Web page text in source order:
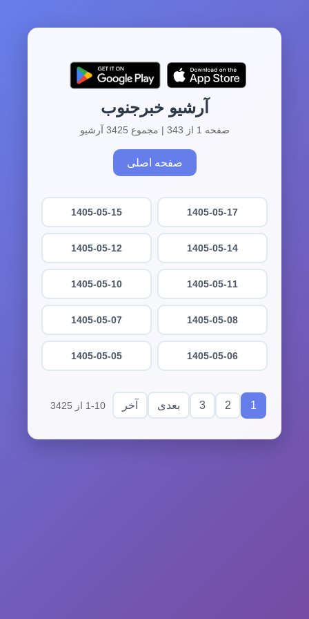
آرشیو خبرجنوب
صفحه 1 از 343 | مجموع 3425 آرشیو
صفحه اصلی
1405-05-17
1405-05-15
1405-05-14
1405-05-12
1405-05-11
1405-05-10
1405-05-08
1405-05-07
1405-05-06
1405-05-05
1
2
3 بعدی آخر 1-10 از 3425